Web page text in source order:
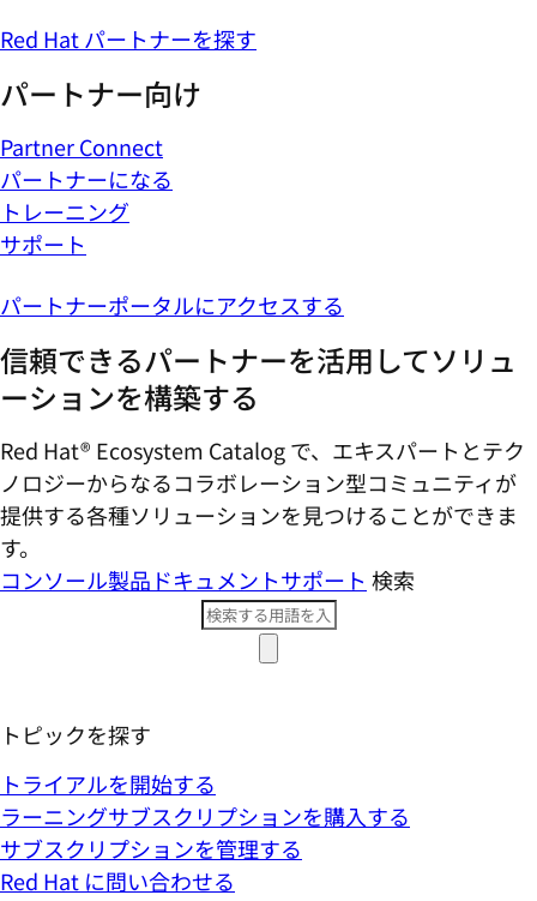
Red Hat パートナーを探す
パートナー向け
Partner Connect
パートナーになる
トレーニング
サポート
パートナーポータルにアクセスする
信頼できるパートナーを活用してソリュ
ーションを構築する
Red Hat® Ecosystem Catalog で、エキスパートとテク
ノロジーからなるコラボレーション型コミ​ュニティが
提供する各種ソリューションを見つけることができま
す。
コンソール製品ドキュメントサポート 検索
トピックを探す
トライアルを開始する
ラーニングサブスクリプションを購入する
サブスクリプションを管理する
Red Hat に問い合わせる